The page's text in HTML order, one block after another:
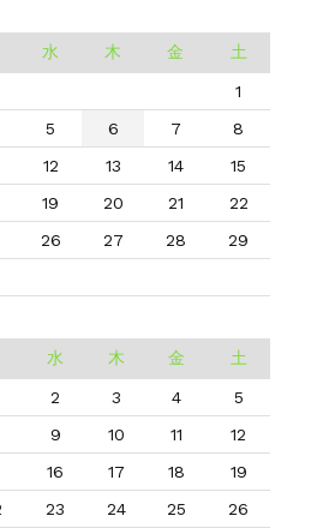
水 木 金 土
1
5 6 7
8
12 13 14
15
19 20 21
22
26 27 28
29
水 木 金 土
2 3 4
5
9 10 11
12
16 17 18
19
23 24 25
26